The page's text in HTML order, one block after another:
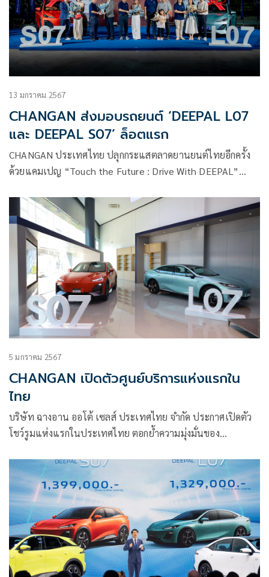
13 มกราคม 2567
CHANGAN ส่งมอบรถยนต์ ‘DEEPAL L07
และ DEEPAL S07’ ล็อตแรก
CHANGAN ประเทศไทย ปลุกกระแสตลาดยานยนต์ไทยอีกครั้ง
ด้วยแคมเปญ “Touch the Future : Drive With DEEPAL”
5 มกราคม 2567
CHANGAN เปิดตัวศูนย์บริการแห่งแรกใน
ไทย
บริษัท ฉางอาน ออโต้ เซลส์ ประเทศไทย จำกัด ประกาศเปิดตัว
โชว์รูมแห่งแรกในประเทศไทย ตอกย้ำความมุ่งมั่นของ